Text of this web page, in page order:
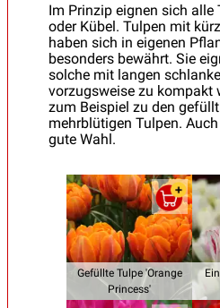
Im Prinzip eignen sich alle
oder Kübel. Tulpen mit
haben sich in eigenen
besonders bewährt. Sie
solche mit langen
vorzugsweise zu kompakt
zum Beispiel zu den
mehrblütigen Tulpen.
gute Wahl.
Gefüllte Tulpe 'Orange
Princess'